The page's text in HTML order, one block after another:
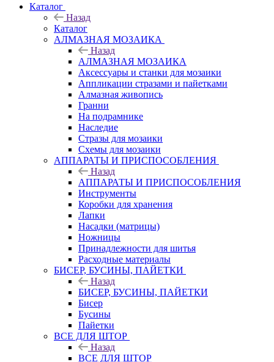
Каталог
Назад
Каталог
АЛМАЗНАЯ МОЗАИКА
Назад
АЛМАЗНАЯ МОЗАИКА
Аксессуары и станки для мозаики
Аппликации стразами и пайетками
Алмазная живопись
Гранни
На подрамнике
Наследие
Стразы для мозаики
Схемы для мозаики
АППАРАТЫ И ПРИСПОСОБЛЕНИЯ
Назад
АППАРАТЫ И ПРИСПОСОБЛЕНИЯ
Инструменты
Коробки для хранения
Лапки
Насадки (матрицы)
Ножницы
Принадлежности для шитья
Расходные материалы
БИСЕР, БУСИНЫ, ПАЙЕТКИ
Назад
БИСЕР, БУСИНЫ, ПАЙЕТКИ
Бисер
Бусины
Пайетки
ВСЕ ДЛЯ ШТОР
Назад
ВСЕ ДЛЯ ШТОР